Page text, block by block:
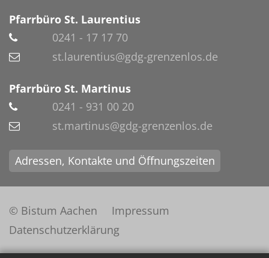
Pfarrbüro St. Laurentius
0241 - 17 17 70
st.laurentius@gdg-grenzenlos.de
Pfarrbüro St. Martinus
0241 - 931 00 20
st.martinus@gdg-grenzenlos.de
Adressen, Kontakte und Öffnungszeiten
© Bistum Aachen
Impressum
Datenschutzerklärung